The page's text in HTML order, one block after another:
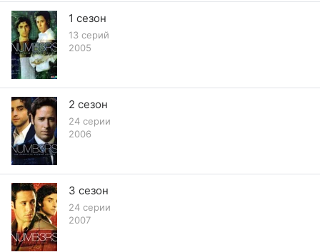
1 сезон
13 серий
2005
2 сезон
24 серии
2006
3 сезон
24 серии
2007